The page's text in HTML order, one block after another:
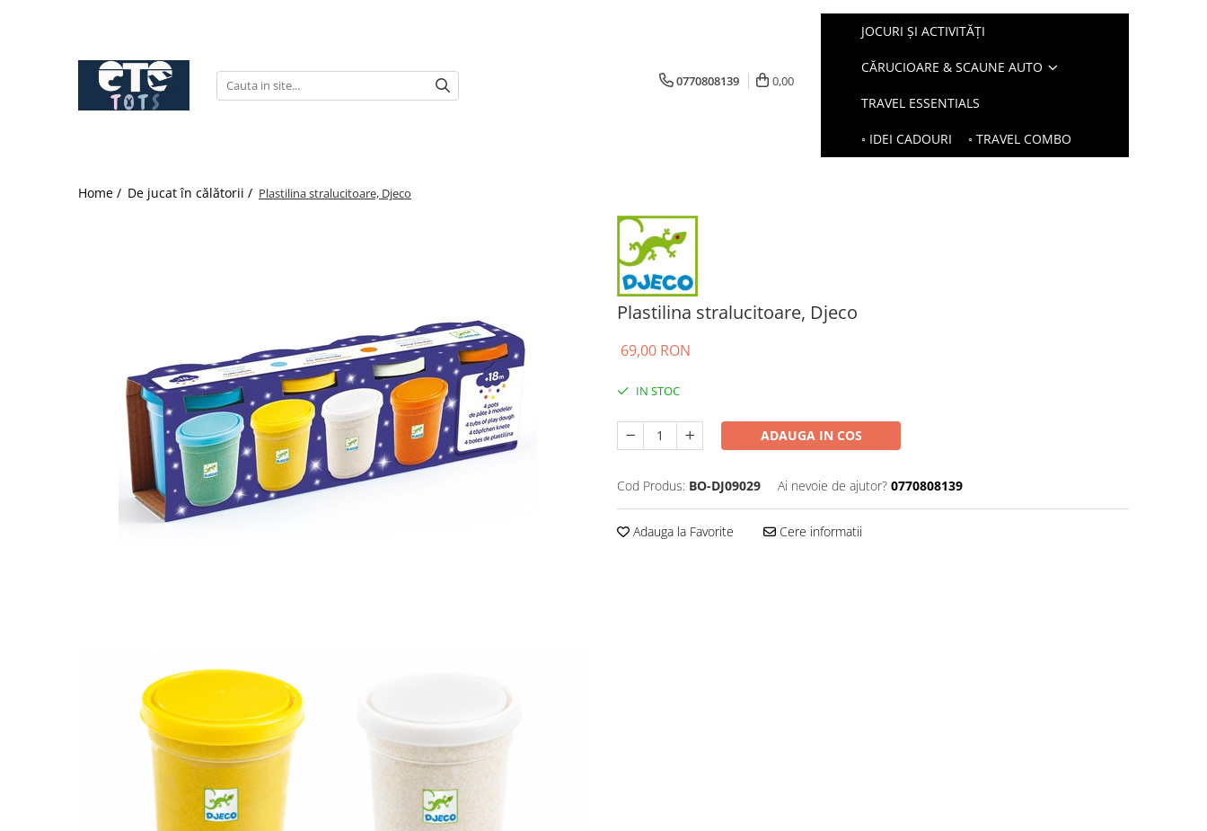
CĂRUCIOARE & SCAUNE AUTO
cărucioare YOYO
0770808139 0,00
JOCURI ȘI ACTIVITĂȚI
CĂRUCIOARE & SCAUNE AUTO
TRAVEL ESSENTIALS
◦ IDEI CADOURI ◦ TRAVEL COMBO
Home / De jucat în călătorii / Plastilina stralucitoare, Djeco
Plastilina stralucitoare, Djeco
69,00 RON
IN STOC
ADAUGA IN COS
Cod Produs: BO-DJ09029 Ai nevoie de ajutor? 0770808139
Adauga la Favorite Cere informatii